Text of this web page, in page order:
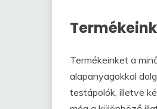
Termékeinket a
alapanyagokkal
testápolók, illetve